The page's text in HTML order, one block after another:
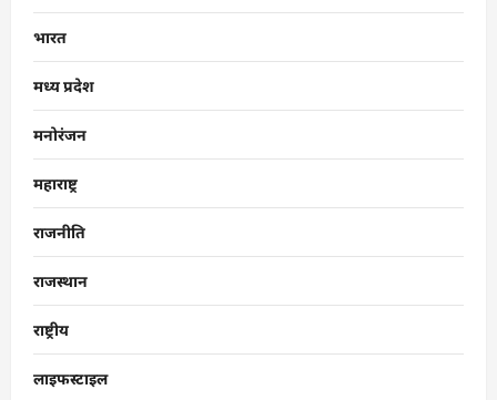
भारत
मध्य प्रदेश
मनोरंजन
महाराष्ट्र
राजनीति
राजस्थान
राष्ट्रीय
लाइफस्टाइल